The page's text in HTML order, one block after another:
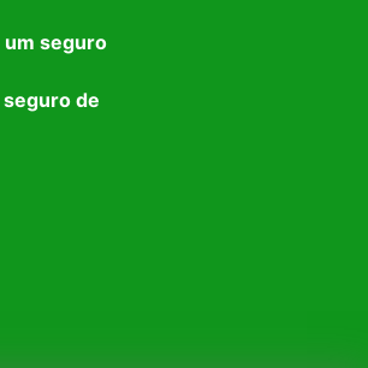
um seguro
de